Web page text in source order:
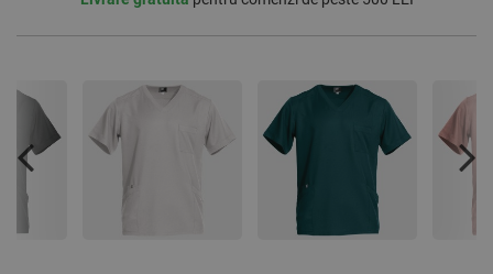
Previous